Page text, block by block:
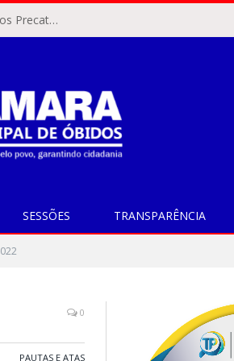
ÓBIDOS, PA – O destino e a regularização dos recursos dos Precatórios do FUNDEF (Fundo de Manutenção e Desenvolvimento do Ensino Fundamental e de Valorização do Magistério) voltaram a pautar as discussões na Câmara Municipal de Óbidos.
SESSÕES TRANSPARÊNCIA
0
PAUTAS E ATAS